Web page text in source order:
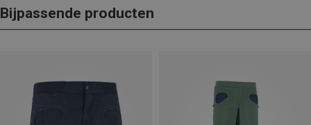
Bijpassende producten